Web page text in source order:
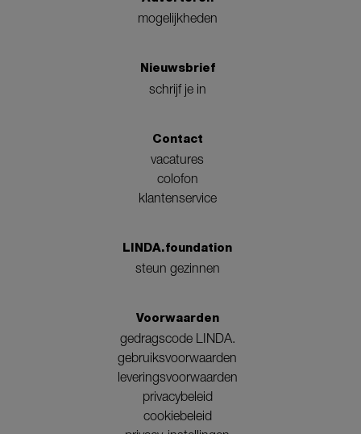
mogelijkheden
Nieuwsbrief
schrijf je in
Contact
vacatures
colofon
klantenservice
LINDA.foundation
steun gezinnen
Voorwaarden
gedragscode LINDA.
gebruiksvoorwaarden
leveringsvoorwaarden
privacybeleid
cookiebeleid